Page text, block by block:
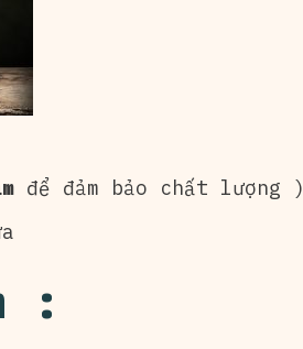
để đảm bảo chất lượng )
: